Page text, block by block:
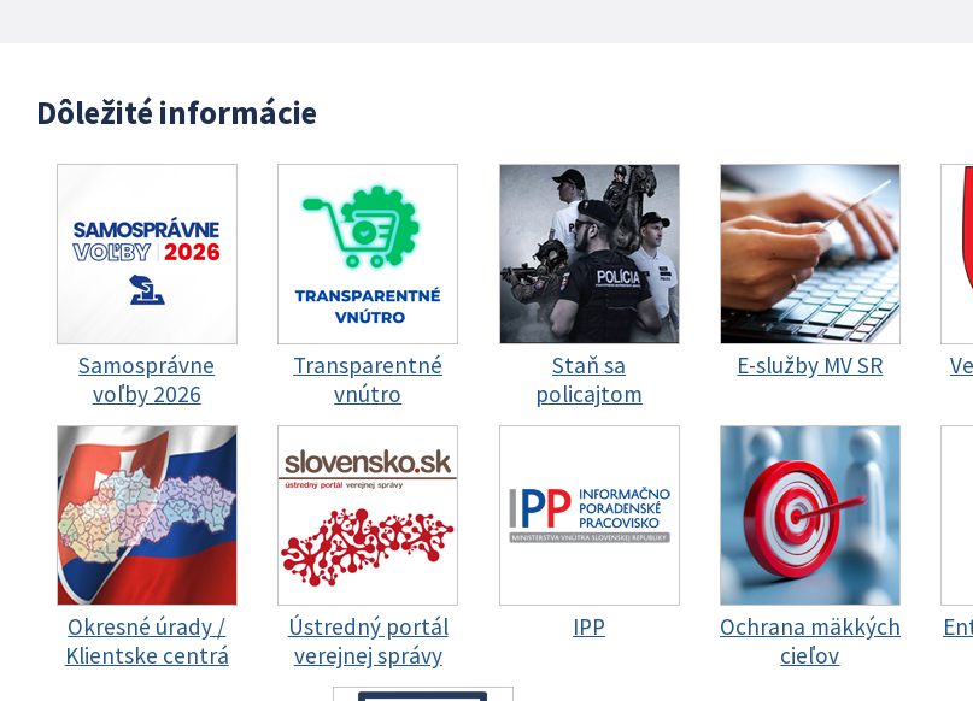
Dôležité informácie
Samosprávne
voľby 2026
Transparentné
vnútro
Staň sa
policajtom
E-služby MV SR
Okresné úrady /
Klientske centrá
Ústredný portál
verejnej správy
IPP
Ochrana mäkkých
cieľov